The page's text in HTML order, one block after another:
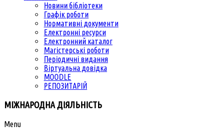
Новини бібліотеки
Графік роботи
Нормативні документи
Електронні ресурси
Електронний каталог
Магістерські роботи
Періодичні видання
Віртуальна довідка
MOODLE
РЕПОЗИТАРІЙ
МІЖНАРОДНА ДІЯЛЬНІСТЬ
Menu